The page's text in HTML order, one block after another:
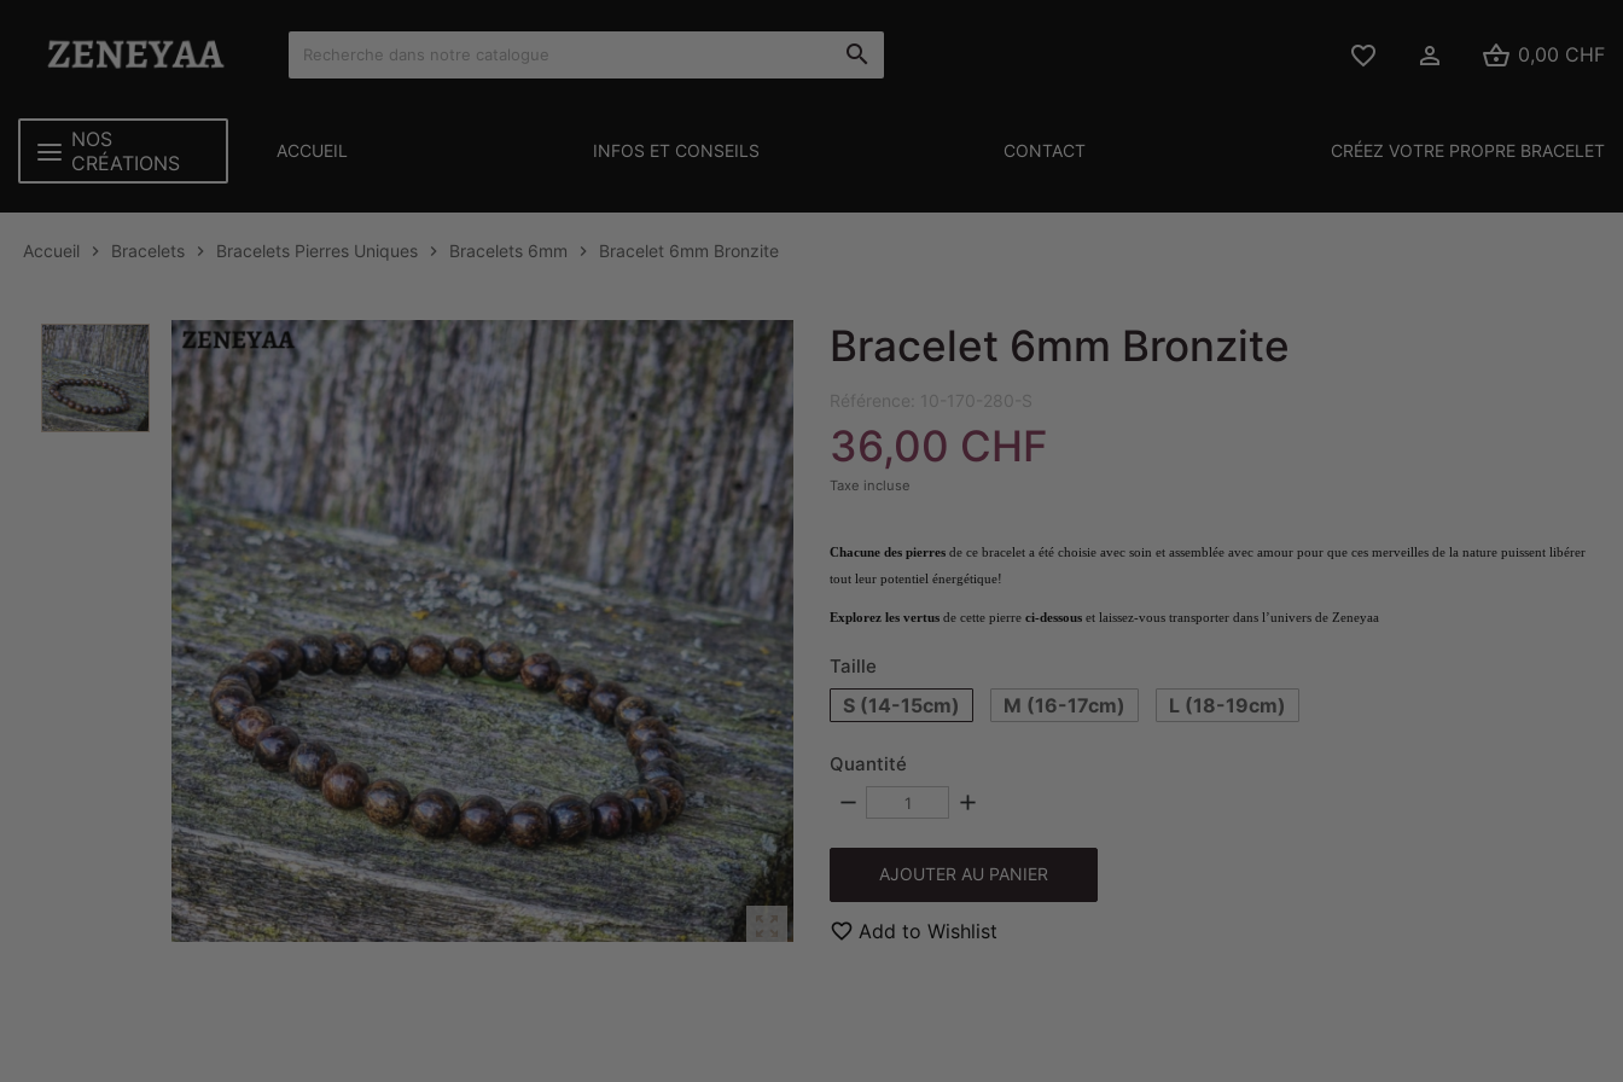
    0,00 CHF
NOS
CRÉATIONS
ACCUEIL INFOS ET CONSEILS CONTACT CRÉEZ VOTRE PROPRE BRACELET
Accueil  Bracelets  Bracelets Pierres Uniques  Bracelets 6mm  Bracelet 6mm Bronzite

Bracelet 6mm Bronzite
Référence: 10-170-280-S
36,00 CHF
Taxe incluse
Chacune des pierres de ce bracelet a été choisie avec soin et assemblée avec amour pour que ces merveilles de la nature puissent libérer
tout leur potentiel énergétique!
Explorez les vertus de cette pierre ci-dessous et laissez-vous transporter dans l’univers de Zeneyaa
Taille
S (14-15cm) M (16-17cm) L (18-19cm)
Quantité
remove add
AJOUTER AU PANIER
favorite_border Add to Wishlist